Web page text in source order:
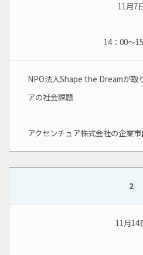
11月7
14：00～
NPO法人Shape the Dreamが取
アの社会課題
アクセンチュア株式会社の企業
2
11月14